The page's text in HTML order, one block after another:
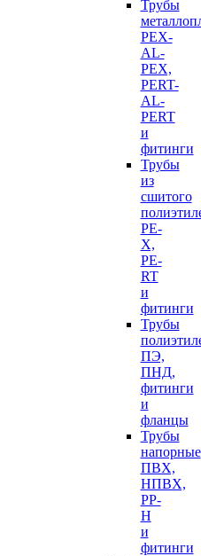
Трубы
PEX-
AL-
PEX,
PERT-
AL-
PERT
и
фитинги
Трубы
из
сшитого
PE-
X,
PE-
RT
и
фитинги
Трубы
ПЭ,
ПНД,
фитинги
и
фланцы
Трубы
напорные
ПВХ,
НПВХ,
PP-
H
и
фитинги